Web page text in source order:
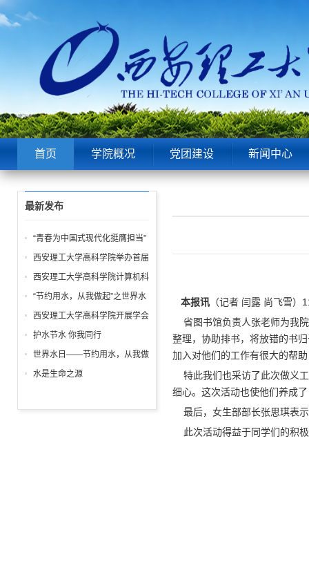
首页 学院概况 党团建设 新闻中心
本报讯 （记者 闫露 尚飞雪
省图书馆负责人张老师为我
整理，协助排书，将放错的书
加入对他们的工作有很大的帮
特此我们也采访了此次做义
细心。这次活动也使他们养成
最后，女生部部长张思琪表
此次活动得益于同学们的积
最新发布
“青春为中国式现代化挺膺担当”
——院团委举办五四表彰大会暨
青春故事分享会！
西安理工大学高科学院举办首届
“阳光体育节 运动嘉年华” 活动
西安理工大学高科学院计算机科
学学生第一党支部 “学雷锋” 系
列主题活动精彩纷呈
“节约用水，从我做起”之世界水
日
西安理工大学高科学院开展学会
感恩与爱同行征文表彰大会
护水节水 你我同行
世界水日——节约用水，从我做
起!
水是生命之源